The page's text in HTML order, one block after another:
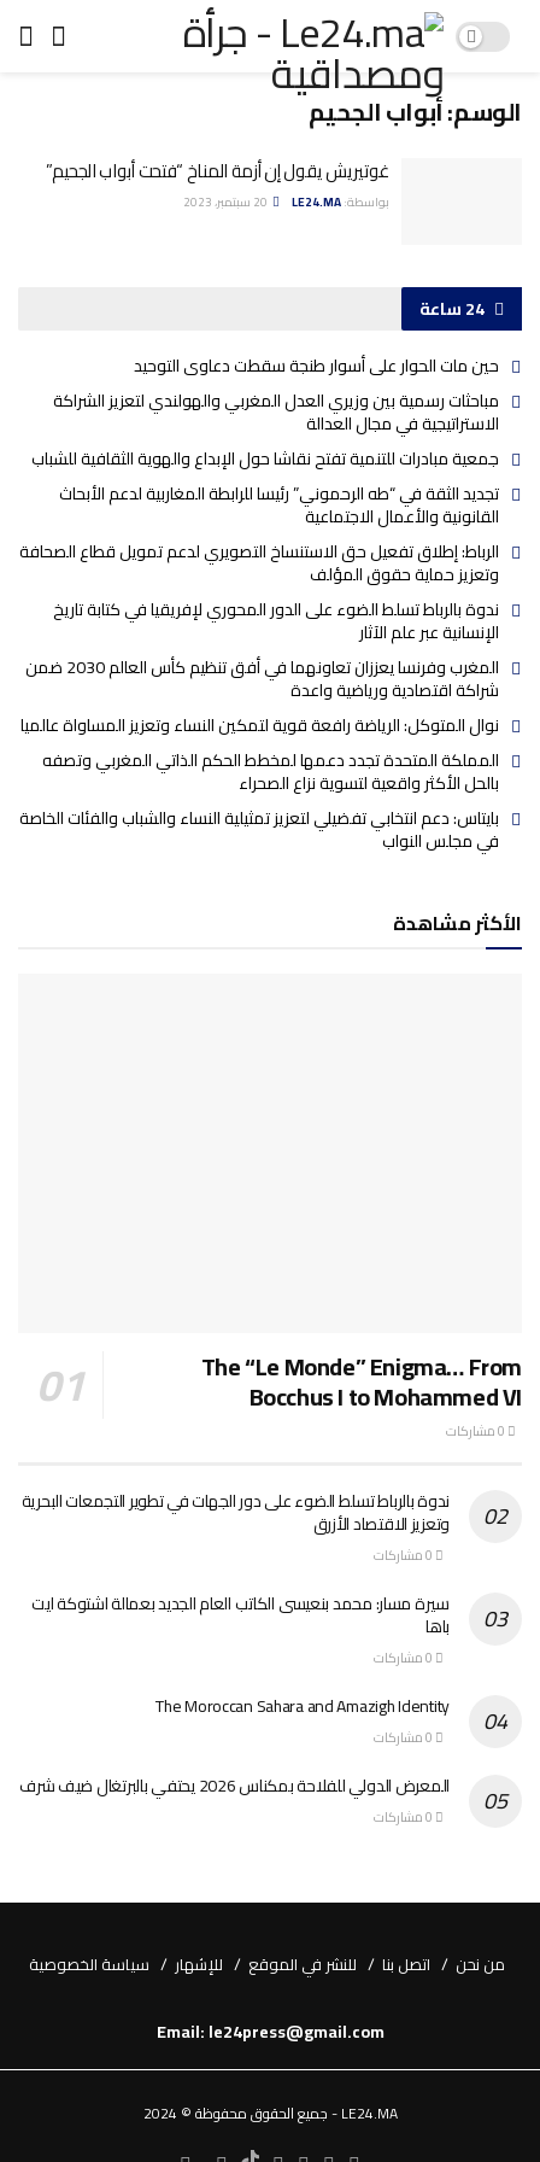
الوسم:أبواب الجحيم
غوتيريش يقول إن أزمة المناخ “فتحت أبواب الجحيم”
بواسطة:LE24.MA
24 ساعة
حين مات الحوار على أسوار طنجة سقطت دعاوى التوحيد
مباحثات رسمية بين وزيري العدل المغربي والهولندي لتعزيز الشراكة
الاستراتيجية في مجال العدالة
جمعية مبادرات للتنمية تفتح نقاشا حول الإبداع والهوية الثقافية للشباب
تجديد الثقة في “طه الرحموني” رئيسا للرابطة المغاربية لدعم الأبحاث
القانونية والأعمال الاجتماعية
الرباط: إطلاق تفعيل حق الاستنساخ التصويري لدعم تمويل قطاع الصحافة
وتعزيز حماية حقوق المؤلف
ندوة بالرباط تسلط الضوء على الدور المحوري لإفريقيا في كتابة تاريخ
الإنسانية عبر علم الآثار
المغرب وفرنسا يعززان تعاونهما في أفق تنظيم كأس العالم 2030 ضمن
شراكة اقتصادية ورياضية واعدة
نوال المتوكل: الرياضة رافعة قوية لتمكين النساء وتعزيز المساواة عالميا
المملكة المتحدة تجدد دعمها لمخطط الحكم الذاتي المغربي وتصفه
بالحل الأكثر واقعية لتسوية نزاع الصحراء
بايتاس: دعم انتخابي تفضيلي لتعزيز تمثيلية النساء والشباب والفئات الخاصة
في مجلس النواب
الأكثر مشاهدة
The “Le Monde” Enigma… From
Bocchus I to Mohammed VI
ندوة بالرباط تسلط الضوء على دور الجهات في تطوير التجمعات البحرية
وتعزيز الاقتصاد الأزرق
سيرة مسار: محمد بنعيسى الكاتب العام الجديد بعمالة اشتوكة ايت
باها
The Moroccan Sahara and Amazigh Identity
المعرض الدولي للفلاحة بمكناس 2026 يحتفي بالبرتغال ضيف شرف
من نحن اتصل بنا للنشر في الموقع للإشهار سياسة الخصوصية
Email: le24press@gmail.com
LE24.MA - جميع الحقوق محفوظة © 2024